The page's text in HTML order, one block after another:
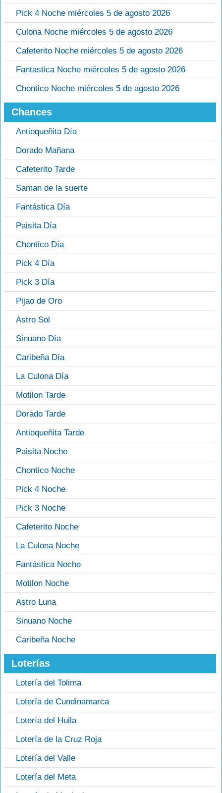
Pick 4 Noche miércoles 5 de agosto 2026
Culona Noche miércoles 5 de agosto 2026
Cafeterito Noche miércoles 5 de agosto 2026
Fantastica Noche miércoles 5 de agosto 2026
Chontico Noche miércoles 5 de agosto 2026
Chances
Antioqueñita Día
Dorado Mañana
Cafeterito Tarde
Saman de la suerte
Fantástica Día
Paisita Día
Chontico Día
Pick 4 Día
Pick 3 Día
Pijao de Oro
Astro Sol
Sinuano Día
Caribeña Día
La Culona Día
Motilon Tarde
Dorado Tarde
Antioqueñita Tarde
Paisita Noche
Chontico Noche
Pick 4 Noche
Pick 3 Noche
Cafeterito Noche
La Culona Noche
Fantástica Noche
Motilon Noche
Astro Luna
Sinuano Noche
Caribeña Noche
Loterías
Lotería del Tolima
Lotería de Cundinamarca
Lotería del Huila
Lotería de la Cruz Roja
Lotería del Valle
Lotería del Meta